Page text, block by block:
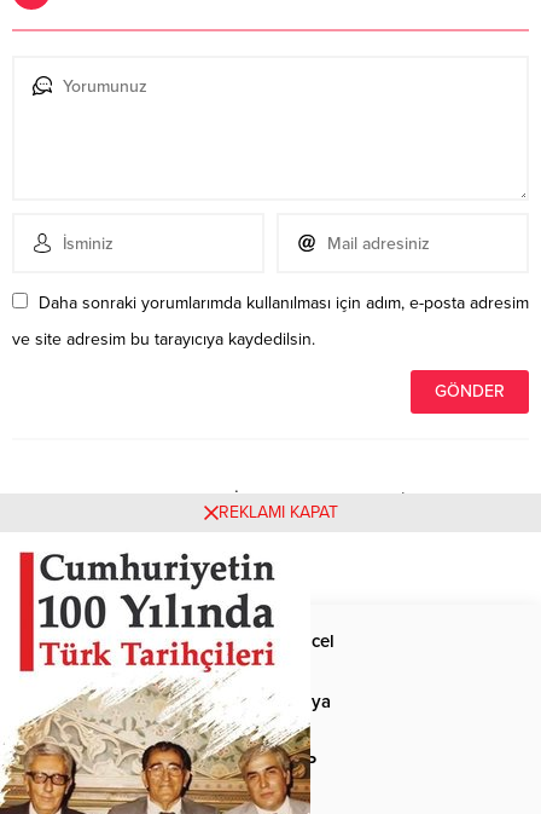
Daha sonraki yorumlarımda kullanılması için adım, e-posta adresim
ve site adresim bu tarayıcıya kaydedilsin.
Henüz yorum yapılmamış. İlk yorumu yukarıdaki form
aracılığıyla siz yapabilirsiniz.
Anasayfa Güncel
Siyaset Dünya
Spor MHP
REKLAMI KAPAT